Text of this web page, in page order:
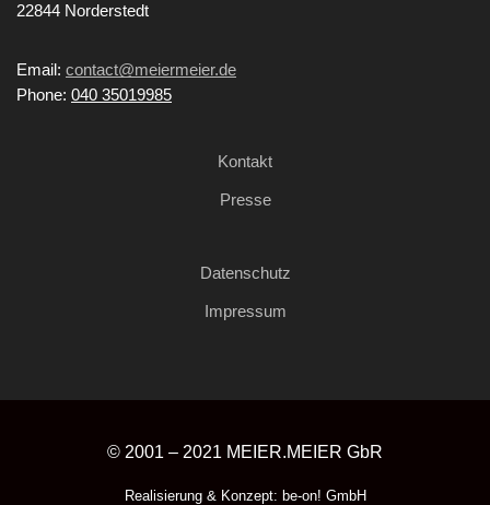
22844 Norderstedt
Email: contact@meiermeier.de
Phone: 040 35019985
Kontakt
Presse
Datenschutz
Impressum
© 2001 – 2021 MEIER.MEIER GbR
Realisierung & Konzept: be-on! GmbH